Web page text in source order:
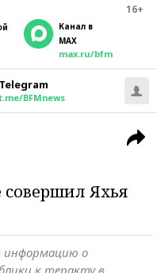
16+
Канал в
MAX
max.ru/bfm
Telegram
BFMnews
Яхья
информацию о
к теракту в